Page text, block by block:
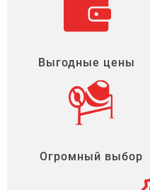
Выгодные цены
Огромный выбор